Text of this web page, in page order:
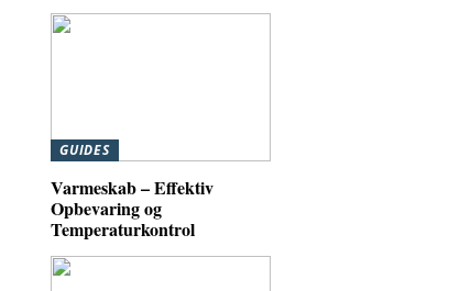
GUIDES
Varmeskab – Effektiv
Opbevaring og
Temperaturkontrol